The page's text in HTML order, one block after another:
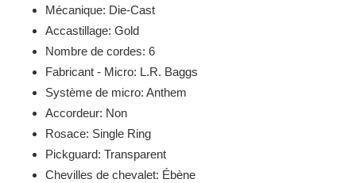
Mécanique: Die-Cast
Accastillage: Gold
Nombre de cordes: 6
Fabricant - Micro: L.R. Baggs
Système de micro: Anthem
Accordeur: Non
Rosace: Single Ring
Pickguard: Transparent
Chevilles de chevalet: Ébène